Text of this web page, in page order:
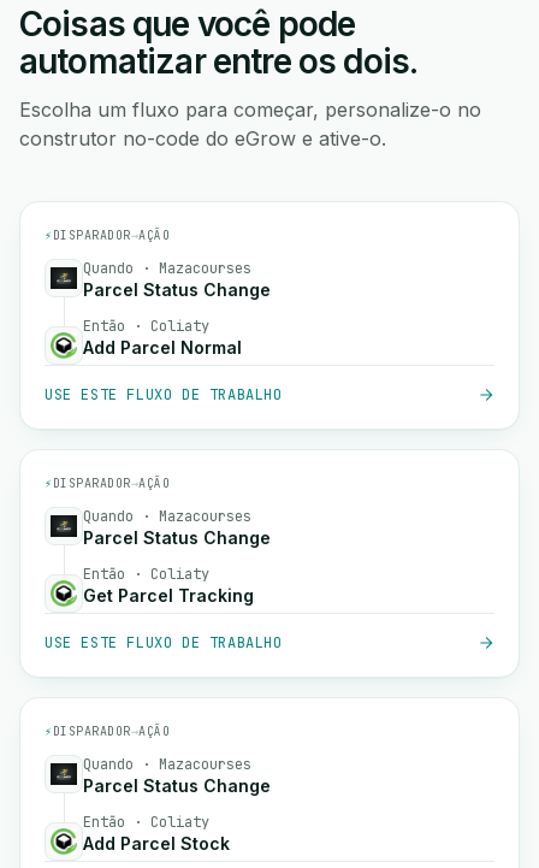
Coisas que você pode
automatizar entre os dois.
Escolha um fluxo para começar, personalize-o no
construtor no-code do eGrow e ative-o.
⚡ DISPARADOR→AÇÃO
Quando · Mazacourses
Parcel Status Change
Então · Coliaty
Add Parcel Normal
USE ESTE FLUXO DE TRABALHO
⚡ DISPARADOR→AÇÃO
Quando · Mazacourses
Parcel Status Change
Então · Coliaty
Get Parcel Tracking
USE ESTE FLUXO DE TRABALHO
⚡ DISPARADOR→AÇÃO
Quando · Mazacourses
Parcel Status Change
Então · Coliaty
Add Parcel Stock